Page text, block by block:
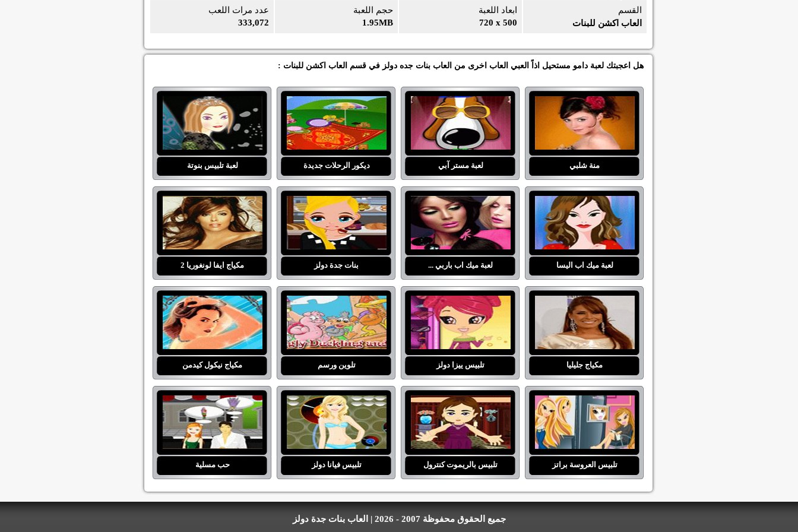
عدد مرات اللعب
333,072
حجم اللعبة
1.95MB
ابعاد اللعبة
720 x 500
القسم
العاب اكشن للبنات
هل اعجبتك لعبة دامو مستحيل اذاً العبي العاب اخرى من العاب بنات جده دولز في قسم العاب اكشن للبنات :
منة شلبي لعبة مستر آبي ديكور الرحلات جديدة لعبة تلبيس بنوتة
لعبة ميك اب اليسا لعبة ميك اب باربي ... بنات جدة دولز مكياج ايفا لونغوريا 2
مكياج جليليا تلبيس ييزا دولز تلوين ورسم مكياج نيكول كيدمن
تلبيس العروسة براتز تلبيس بالريموت كنترول تلبيس فيانا دولز حب مسلية
جميع الحقوق محفوظة 2007 - 2026 | العاب بنات جدة دولز